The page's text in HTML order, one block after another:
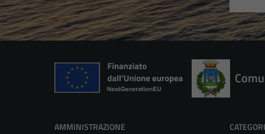
AMMINISTRAZIONE